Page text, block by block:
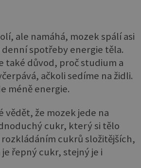
ale namáhá, mozek spálí asi
spotřeby energie těla.
také důvod, proč studium a
ačkoli sedíme na židli.
méně energie.
vědět, že mozek jede na
cukr, který si tělo
cukrů složitějších,
řepný cukr, stejný je i